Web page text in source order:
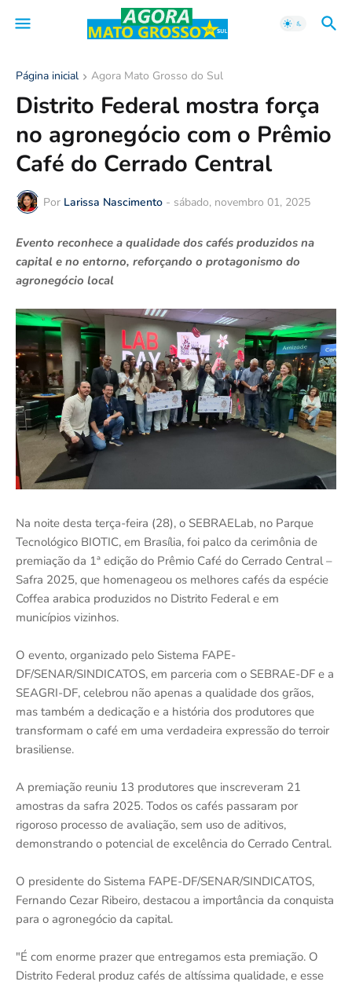
Página inicial Agora Mato Grosso do Sul
Distrito Federal mostra força
no agronegócio com o Prêmio
Café do Cerrado Central
Por Larissa Nascimento - sábado, novembro 01, 2025
Evento reconhece a qualidade dos cafés produzidos na
capital e no entorno, reforçando o protagonismo do
agronegócio local
Na noite desta terça-feira (28), o SEBRAELab, no Parque
Tecnológico BIOTIC, em Brasília, foi palco da cerimônia de
premiação da 1ª edição do Prêmio Café do Cerrado Central –
Safra 2025, que homenageou os melhores cafés da espécie
Coffea arabica produzidos no Distrito Federal e em
municípios vizinhos.
O evento, organizado pelo Sistema FAPE-
DF/SENAR/SINDICATOS, em parceria com o SEBRAE-DF e a
SEAGRI-DF, celebrou não apenas a qualidade dos grãos,
mas também a dedicação e a história dos produtores que
transformam o café em uma verdadeira expressão do terroir
brasiliense.
A premiação reuniu 13 produtores que inscreveram 21
amostras da safra 2025. Todos os cafés passaram por
rigoroso processo de avaliação, sem uso de aditivos,
demonstrando o potencial de excelência do Cerrado Central.
O presidente do Sistema FAPE-DF/SENAR/SINDICATOS,
Fernando Cezar Ribeiro, destacou a importância da conquista
para o agronegócio da capital.
"É com enorme prazer que entregamos esta premiação. O
Distrito Federal produz cafés de altíssima qualidade, e esse